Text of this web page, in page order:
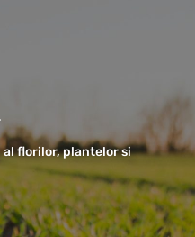
al florilor, plantelor si